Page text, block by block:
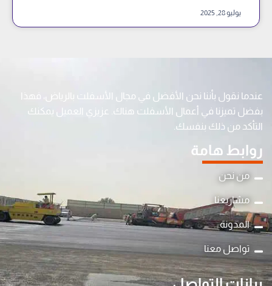
يوليو 28, 2025
عندما نقول بأننا نحن الأفضل في مجال الأسفلت بالرياض، فهذا
بفضل تميزنا في أعمال الأسفلت هناك. عزيزي العميل يمكنك
التأكد من ذلك بنفسك.
روابط هامة
من نحن
مشاريعنا
المدونة
تواصل معنا
a
t